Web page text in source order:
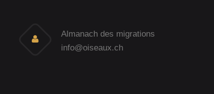
Almanach des migrations
info@oiseaux.ch